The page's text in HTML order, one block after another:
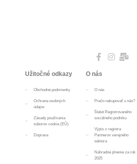
Užitočné odkazy
Obchodné podmienky
Ochrana osobných
údajov
Zásady používania
súborov cookie (EÚ)
Doprava
O nás
O nás
Prečo nakupovať u nás?
Štátút Registrovaného
sociálneho podniku
Výpis z registra
Partnerov verejného
sektora
Náhradné plnenie za rok
2025